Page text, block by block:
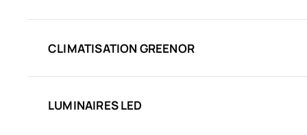
CLIMATISATION GREENOR
LUMINAIRES LED